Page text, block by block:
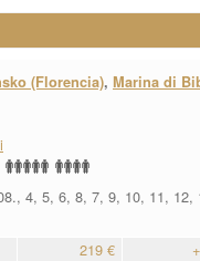
(Florencia), Marina di
4, 5, 6, 8, 7, 9, 10, 11, 12,
219 €